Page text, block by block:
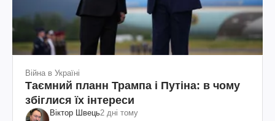
Війна в Україні
Таємний планн Трампа і Путіна: в чому
збіглися їх інтереси
Віктор Швець2 дні тому